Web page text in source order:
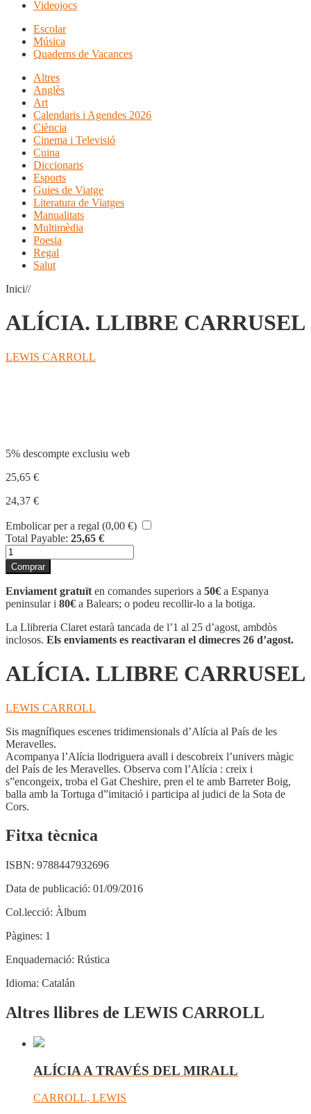
Videojocs
Escolar
Música
Quaderns de Vacances
Altres
Anglès
Art
Calendaris i Agendes 2026
Ciència
Cinema i Televisió
Cuina
Diccionaris
Esports
Guies de Viatge
Literatura de Viatges
Manualitats
Multimèdia
Poesia
Regal
Salut
Inici//
ALÍCIA. LLIBRE CARRUSEL
LEWIS CARROLL
5% descompte exclusiu web
25,65 €
24,37 €
Embolicar per a regal (0,00 €)
Total Payable: 25,65 €
quantitat
de
ALÍCIA.
LLIBRE
CARRUSEL
Comprar
Enviament gratuït en comandes superiors a 50€ a Espanya
peninsular i 80€ a Balears; o podeu recollir-lo a la botiga.
La Llibreria Claret estarà tancada de l’1 al 25 d’agost, ambdòs
inclosos. Els enviaments es reactivaran el dimecres 26 d’agost.
ALÍCIA. LLIBRE CARRUSEL
LEWIS CARROLL
Sis magnífiques escenes tridimensionals d’Alícia al País de les
Meravelles.
Acompanya l’Alícia llodriguera avall i descobreix l’univers màgic
del País de les Meravelles. Observa com l’Alícia : creix i
s”encongeix, troba el Gat Cheshire, pren el te amb Barreter Boig,
balla amb la Tortuga d”imitació i participa al judici de la Sota de
Cors.
Fitxa tècnica
ISBN: 9788447932696
Data de publicació: 01/09/2016
Col.lecció: Àlbum
Pàgines: 1
Enquadernació: Rústica
Idioma: Catalán
Altres llibres de LEWIS CARROLL
ALÍCIA A TRAVÉS DEL MIRALL
CARROLL, LEWIS